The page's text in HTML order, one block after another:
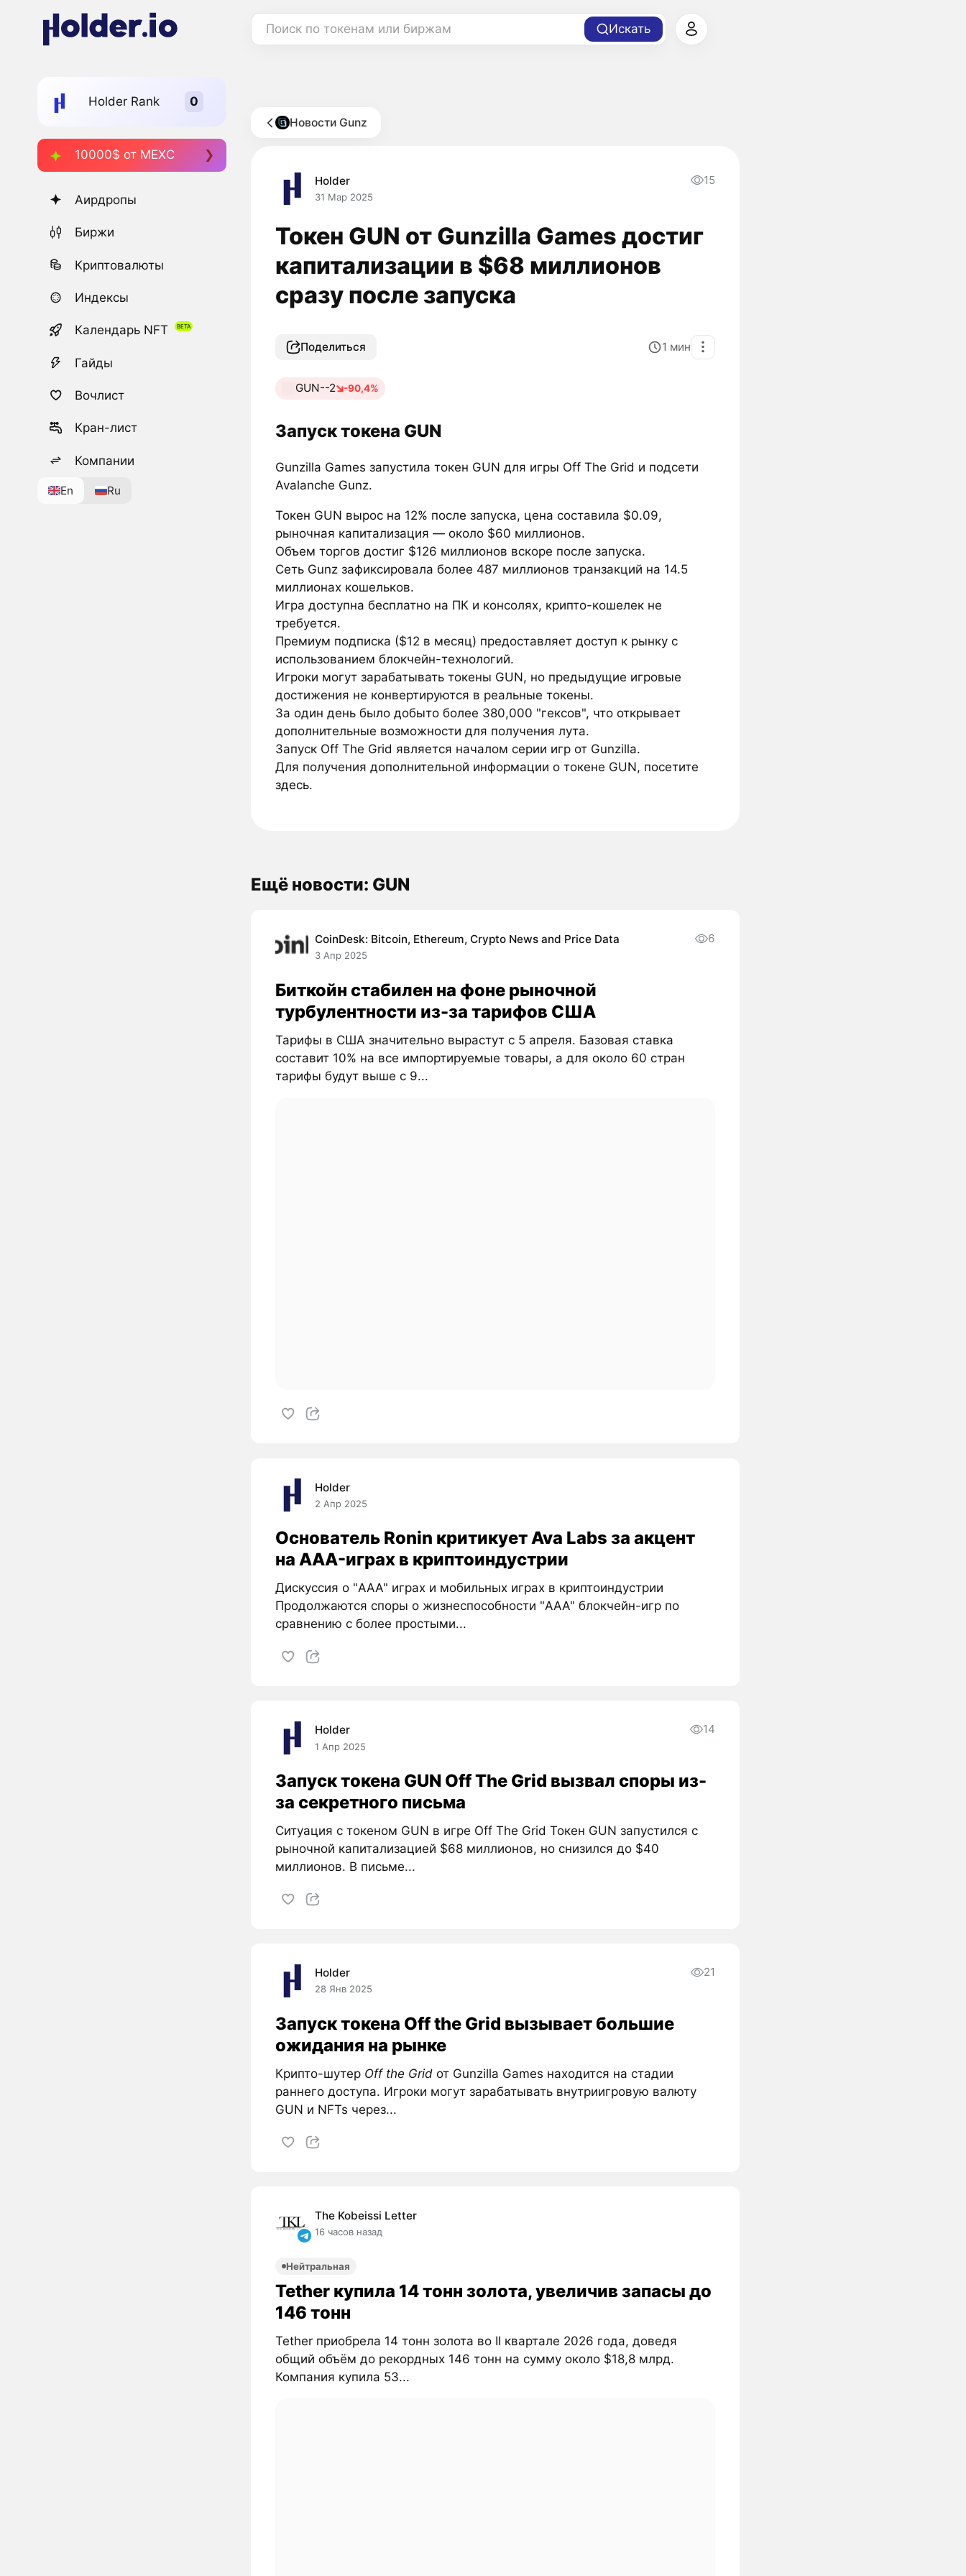
Поиск по токенам или биржам Искать
Holder Rank
10000$ от MEXC
Аирдропы
Биржи
Криптовалюты
Индексы
Календарь NFT
Гайды
Вочлист
Кран-лист
Компании
En Ru
Новости Gunz
Holder
31 Мар 2025
15
Токен GUN от Gunzilla Games достиг
капитализации в $68 миллионов
сразу после запуска
Поделиться 1 мин
GUN--2 -90,4%
Запуск токена GUN
Gunzilla Games запустила токен GUN для игры Off The Grid и подсети
Avalanche Gunz.
Токен GUN вырос на 12% после запуска, цена составила $0.09,
рыночная капитализация — около $60 миллионов.
Объем торгов достиг $126 миллионов вскоре после запуска.
Сеть Gunz зафиксировала более 487 миллионов транзакций на 14.5
миллионах кошельков.
Игра доступна бесплатно на ПК и консолях, крипто-кошелек не
требуется.
Премиум подписка ($12 в месяц) предоставляет доступ к рынку с
использованием блокчейн-технологий.
Игроки могут зарабатывать токены GUN, но предыдущие игровые
достижения не конвертируются в реальные токены.
За один день было добыто более 380,000 "гексов", что открывает
дополнительные возможности для получения лута.
Запуск Off The Grid является началом серии игр от Gunzilla.
Для получения дополнительной информации о токене GUN, посетите
здесь.
Ещё новости: GUN
CoinDesk: Bitcoin, Ethereum, Crypto News and Price Data
3 Апр 2025
6
Биткойн стабилен на фоне рыночной
турбулентности из-за тарифов США
Тарифы в США значительно вырастут с 5 апреля. Базовая ставка
составит 10% на все импортируемые товары, а для около 60 стран
тарифы будут выше с 9...
Holder
2 Апр 2025
Основатель Ronin критикует Ava Labs за акцент
на AAA-играх в криптоиндустрии
Дискуссия о "AAA" играх и мобильных играх в криптоиндустрии
Продолжаются споры о жизнеспособности "AAA" блокчейн-игр по
сравнению с более простыми...
Holder
1 Апр 2025
14
Запуск токена GUN Off The Grid вызвал споры из-
за секретного письма
Ситуация с токеном GUN в игре Off The Grid Токен GUN запустился с
рыночной капитализацией $68 миллионов, но снизился до $40
миллионов. В письме...
Holder
28 Янв 2025
21
Запуск токена Off the Grid вызывает большие
ожидания на рынке
Крипто-шутер Off the Grid от Gunzilla Games находится на стадии
раннего доступа. Игроки могут зарабатывать внутриигровую валюту
GUN и NFTs через...
The Kobeissi Letter
16 часов назад
Нейтральная
Tether купила 14 тонн золота, увеличив запасы до
146 тонн
Tether приобрела 14 тонн золота во II квартале 2026 года, доведя
общий объём до рекордных 146 тонн на сумму около $18,8 млрд.
Компания купила 53...